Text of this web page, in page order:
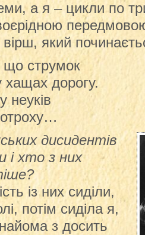
а я – цикли по
який
що струмок
хащах дорогу.
неуків
дисидентів
і хто з них
із них сиділи,
потім сиділа я,
з досить